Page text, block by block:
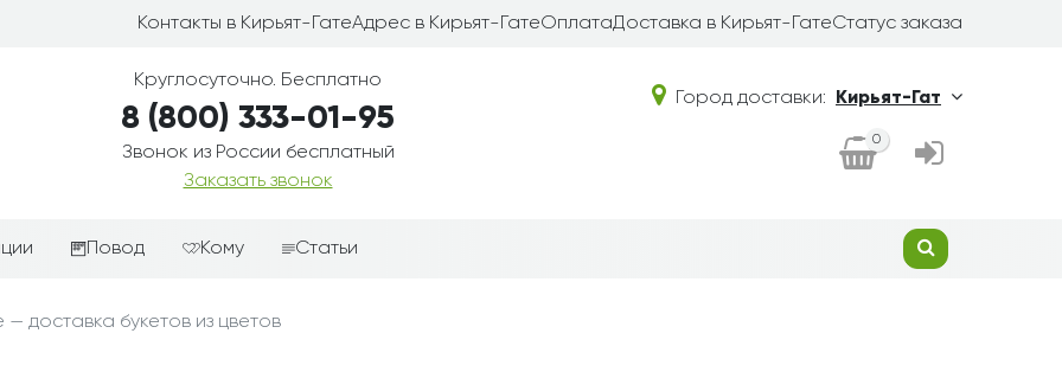
Контакты в Кирьят-ГатеАдрес в Кирьят-ГатеОплатаДоставка в Кирьят-ГатеСтатус заказа
Круглосуточно. Бесплатно
8 (800) 333-01-95
Звонок из России бесплатный
Заказать звонок
Город доставки: Кирьят-Гат
0
Повод
цветам
Кому Статьи
доставка букетов из цветов